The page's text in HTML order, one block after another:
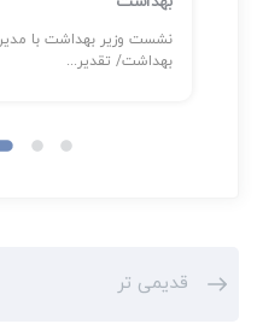
نشست وزیر بهداشت با
بهداشت/ تقدیر...
قدیمی تر